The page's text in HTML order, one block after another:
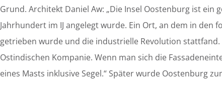
Grund. Architekt Daniel Aw: „Die Insel Oostenburg ist ein
Jahrhundert im IJ angelegt wurde. Ein Ort, an dem in den
getrieben wurde und die industrielle Revolution
Ostindischen Kompanie. Wenn man sich die
eines Masts inklusive Segel.“ Später wurde Oostenburg